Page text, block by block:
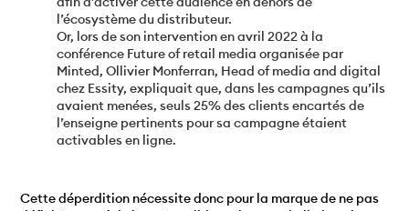
l’écosystème du distributeur.
Or, lors de son intervention en avril 2022 à la
conférence Future of retail media organisée par
Minted, Ollivier Monferran, Head of media and digital
chez Essity, expliquait que, dans les campagnes qu’ils
avaient menées, seuls 25% des clients encartés de
l’enseigne pertinents pour sa campagne étaient
activables en ligne.
Cette déperdition nécessite donc pour la marque de ne pas